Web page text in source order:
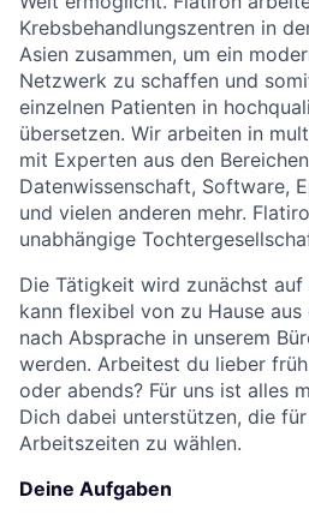
Krebsbehandlungszentren in
Asien zusammen, um ein
Netzwerk zu schaffen und
einzelnen Patienten in
übersetzen. Wir arbeiten in
mit Experten aus den
Datenwissenschaft, Software,
und vielen anderen mehr.
unabhängige
Die Tätigkeit wird zunächst
kann flexibel von zu Hause
nach Absprache in unserem
werden. Arbeitest du lieber
oder abends? Für uns ist alles
Dich dabei unterstützen, die
Arbeitszeiten zu wählen.
Deine Aufgaben